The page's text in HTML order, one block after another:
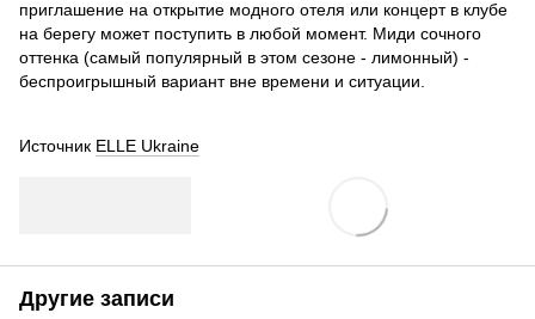
приглашение на открытие модного отеля или концерт в клубе
на берегу может поступить в любой момент. Миди сочного
оттенка (самый популярный в этом сезоне - лимонный) -
беспроигрышный вариант вне времени и ситуации.
Источник ELLE Ukraine
Другие записи